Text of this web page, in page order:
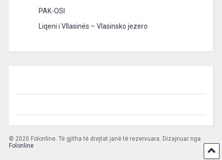
PAK-OSI
Liqeni i Vllasinës – Vlasinsko jezero
© 2020 Folonline. Të gjitha të drejtat janë të rezervuara. Dizajnuar nga
Folonline